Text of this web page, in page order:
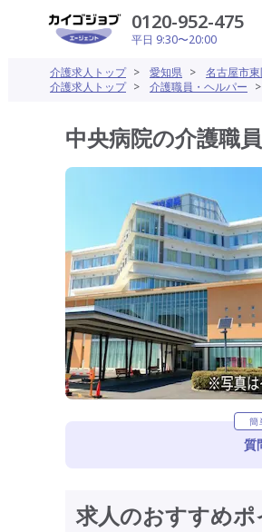
0120-952-475
平日 9:30〜20:00
介護求人トップ > 愛知県 > 名古屋市東
介護求人トップ > 介護職員・ヘルパー >
中央病院の介護職
簡
質
求人のおすすめポ